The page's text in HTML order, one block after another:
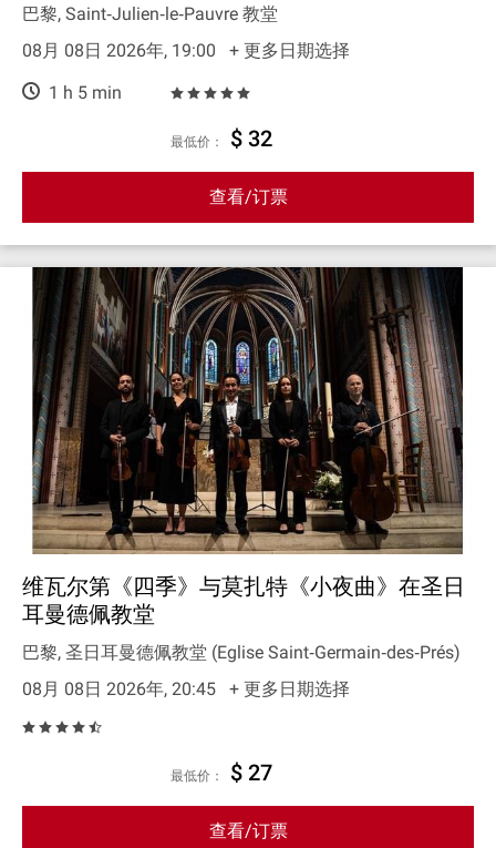
巴黎, Saint‐Julien‐le‐Pauvre 教堂
08月 08日 2026年, 19:00
+ 更多日期选择
1 h 5 min
最低价： $ 32
查看/订票
维瓦尔第《四季》与莫扎特《小夜曲》在圣日
耳曼德佩教堂
巴黎, 圣日耳曼德佩教堂 (Eglise Saint‐Germain‐des‐Prés)
08月 08日 2026年, 20:45
+ 更多日期选择
最低价： $ 27
查看/订票